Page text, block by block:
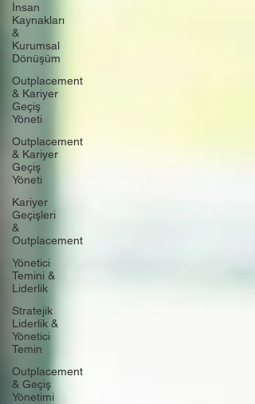
İnsan
Kaynakları
&
Kurumsal
Dönüşüm
Outplacement
& Kariyer
Geçiş
Yöneti
Outplacement
& Kariyer
Geçiş
Yöneti
Kariyer
Geçişleri
&
Outplacement
Yönetici
Temini &
Liderlik
Stratejik
Liderlik &
Yönetici
Temin
Outplacement
& Geçiş
Yönetimi